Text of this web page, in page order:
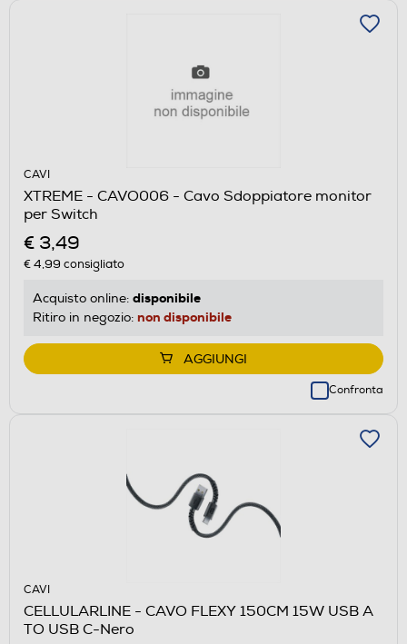
CAVI
XTREME - CAVO006 - Cavo Sdoppiatore monitor
per Switch
€ 3,49
€ 4,99 consigliato
Acquisto online: disponibile
Ritiro in negozio: non disponibile
AGGIUNGI
Confronta
CAVI
CELLULARLINE - CAVO FLEXY 150CM 15W USB A
TO USB C-Nero